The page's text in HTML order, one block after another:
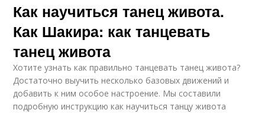
Как научиться танец живота.
Как Шакира: как танцевать
танец живота
Хотите узнать как правильно танцевать танец живота?
Достаточно выучить несколько базовых движений и
добавить к ним особое настроение. Мы составили
подробную инструкцию как научиться танцу живота